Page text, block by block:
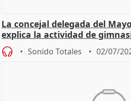
La concejal delegada del
explica la actividad de
Sonido Totales 02/07/